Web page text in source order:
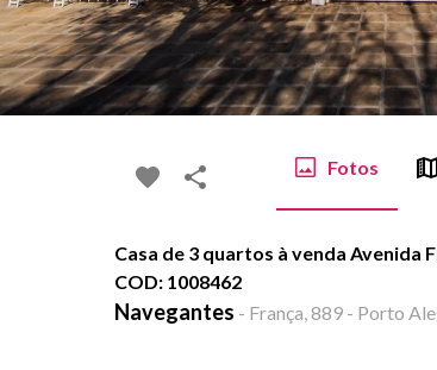
Fotos
Casa de 3 quartos à venda Avenida
COD: 1008462
Navegantes - França, 889 - Porto